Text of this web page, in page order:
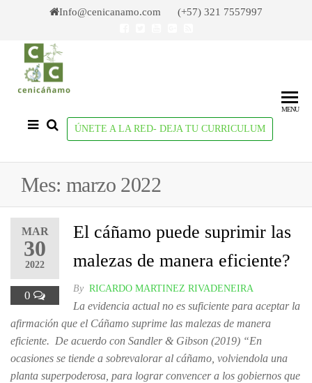
content
Info@cenicanamo.com (+57) 321 7557997
ÚNETE A LA RED- DEJA TU CURRICULUM
MENU
Mes: marzo 2022
MAR
30
2022
0
El cáñamo puede suprimir las
malezas de manera eficiente?
By RICARDO MARTINEZ RIVADENEIRA
La evidencia actual no es suficiente para aceptar la
afirmación que el Cáñamo suprime las malezas de manera
eficiente. De acuerdo con Sandler & Gibson (2019) “En
ocasiones se tiende a sobrevalorar al cáñamo, volviendola una
planta superpoderosa, para lograr convencer a los gobiernos que